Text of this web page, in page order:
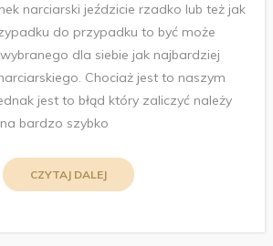
narciarski jeździcie rzadko lub też jak
do przypadku to być może
dla siebie jak najbardziej
Chociaż jest to naszym
jest to błąd który zaliczyć należy
bardzo szybko
CZYTAJ DALEJ